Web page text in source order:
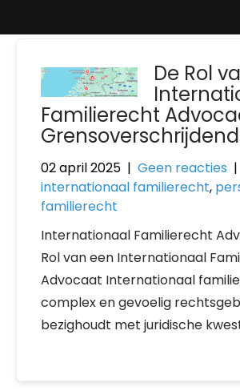
De Rol
Familierecht
02 april 2025 | Geen reacties |
internationaal familierecht,
familierecht
Internationaal Familierecht
Rol van een Internationaal
Advocaat Internationaal
complex en gevoelig
bezighoudt met juridische